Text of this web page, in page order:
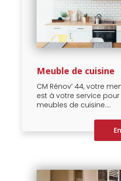
Meuble de cuisine
CM Rénov’ 44, votre
est à votre service
meubles de cuisine....